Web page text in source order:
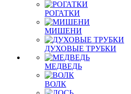
РОГАТКИ
МИШЕНИ
ДУХОВЫЕ ТРУБКИ
МЕДВЕДЬ
ВОЛК